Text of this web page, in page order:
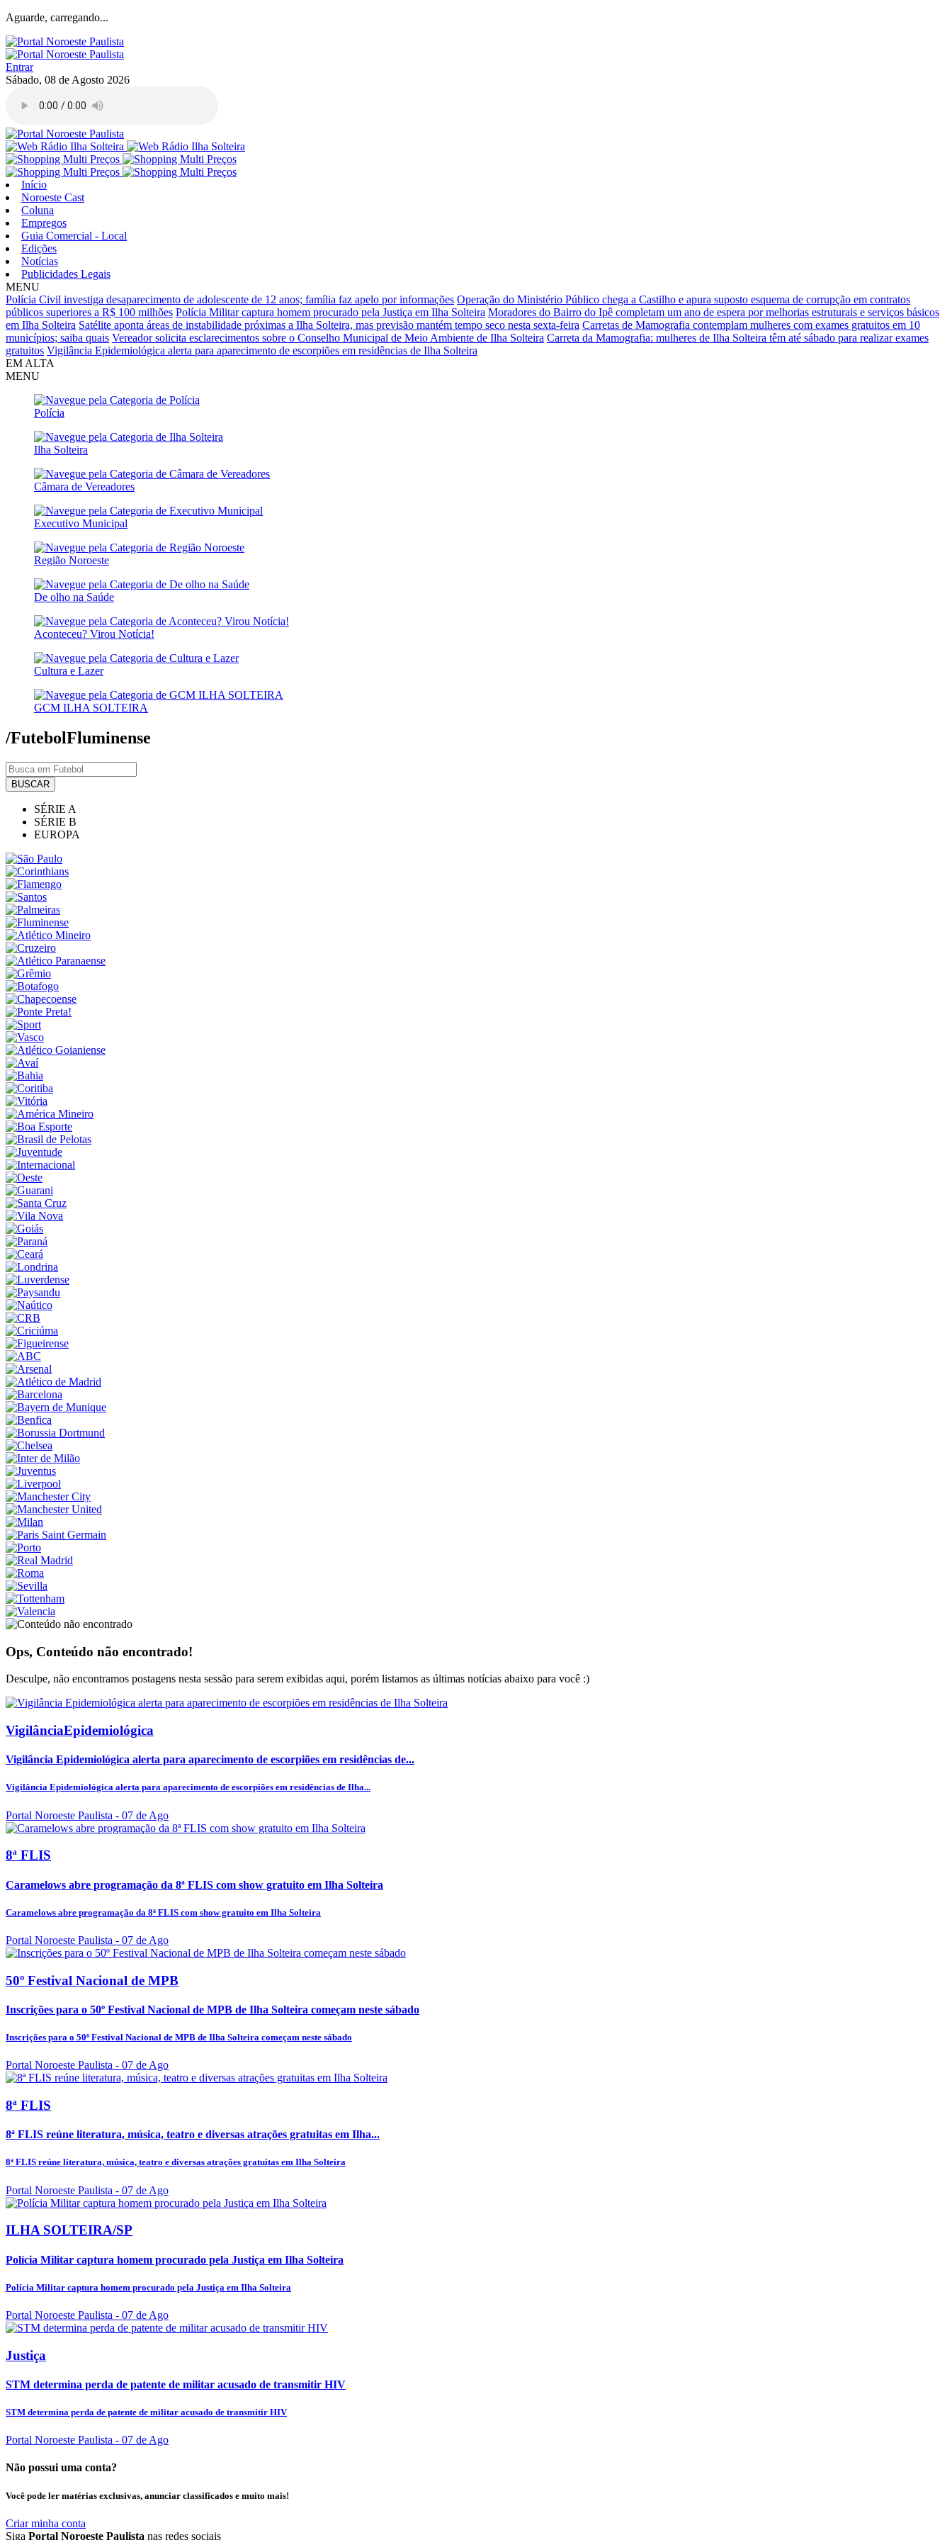
Aguarde, carregando...
Entrar
Sábado, 08 de Agosto 2026
Início
Noroeste Cast
Coluna
Empregos
Guia Comercial - Local
Edições
Notícias
Publicidades Legais
MENU
Polícia Civil investiga desaparecimento de adolescente de 12 anos; família faz apelo por informações Operação do Ministério Público chega a Castilho e apura suposto esquema de corrupção em contratos
públicos superiores a R$ 100 milhões Polícia Militar captura homem procurado pela Justiça em Ilha Solteira Moradores do Bairro do Ipê completam um ano de espera por melhorias estruturais e serviços básicos
em Ilha Solteira Satélite aponta áreas de instabilidade próximas a Ilha Solteira, mas previsão mantém tempo seco nesta sexta-feira Carretas de Mamografia contemplam mulheres com exames gratuitos em 10
municípios; saiba quais Vereador solicita esclarecimentos sobre o Conselho Municipal de Meio Ambiente de Ilha Solteira Carreta da Mamografia: mulheres de Ilha Solteira têm até sábado para realizar exames
gratuitos Vigilância Epidemiológica alerta para aparecimento de escorpiões em residências de Ilha Solteira
EM ALTA
MENU
Polícia
Ilha Solteira
Câmara de Vereadores
Executivo Municipal
Região Noroeste
De olho na Saúde
Aconteceu? Virou Notícia!
Cultura e Lazer
GCM ILHA SOLTEIRA
/FutebolFluminense
BUSCAR
SÉRIE A
SÉRIE B
EUROPA
Ops, Conteúdo não encontrado!
Desculpe, não encontramos postagens nesta sessão para serem exibidas aqui, porém listamos as últimas notícias abaixo para você :)
VigilânciaEpidemiológica
Vigilância Epidemiológica alerta para aparecimento de escorpiões em residências de...
Vigilância Epidemiológica alerta para aparecimento de escorpiões em residências de Ilha...
Portal Noroeste Paulista - 07 de Ago
8ª FLIS
Caramelows abre programação da 8ª FLIS com show gratuito em Ilha Solteira
Caramelows abre programação da 8ª FLIS com show gratuito em Ilha Solteira
Portal Noroeste Paulista - 07 de Ago
50º Festival Nacional de MPB
Inscrições para o 50º Festival Nacional de MPB de Ilha Solteira começam neste sábado
Inscrições para o 50º Festival Nacional de MPB de Ilha Solteira começam neste sábado
Portal Noroeste Paulista - 07 de Ago
8ª FLIS
8ª FLIS reúne literatura, música, teatro e diversas atrações gratuitas em Ilha...
8ª FLIS reúne literatura, música, teatro e diversas atrações gratuitas em Ilha Solteira
Portal Noroeste Paulista - 07 de Ago
ILHA SOLTEIRA/SP
Polícia Militar captura homem procurado pela Justiça em Ilha Solteira
Polícia Militar captura homem procurado pela Justiça em Ilha Solteira
Portal Noroeste Paulista - 07 de Ago
Justiça
STM determina perda de patente de militar acusado de transmitir HIV
STM determina perda de patente de militar acusado de transmitir HIV
Portal Noroeste Paulista - 07 de Ago
Não possui uma conta?
Você pode ler matérias exclusivas, anunciar classificados e muito mais!
Criar minha conta
Siga Portal Noroeste Paulista nas redes sociais